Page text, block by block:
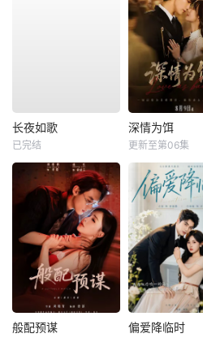
长夜如歌
已完结
深情为饵
更新至第06集
般配预谋 偏爱降临时